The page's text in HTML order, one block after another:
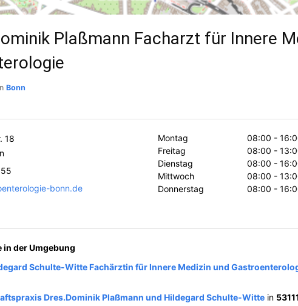
Plaßmann Facharzt für Innere
Bonn
18
bonn.de
Montag
08:00 -
Freitag
08:00 -
Dienstag
08:00 -
Mittwoch
08:00 -
Donnerstag
08:00 -
in der Umgebung
Schulte-Witte Fachärztin für Innere Medizin und
Dres.Dominik Plaßmann und Hildegard Schulte-Witte in